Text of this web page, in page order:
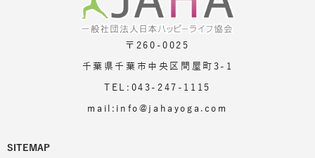
〒260-0025
千葉県千葉市中央区問屋町3-1
TEL:043-247-1115
mail:info@jahayoga.com
SITEMAP